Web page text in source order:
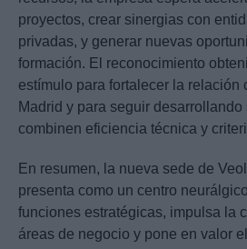
proyectos, crear sinergias con
privadas, y generar nuevas
formación. El reconocimiento
estímulo para fortalecer la relación
Madrid y para seguir
combinen eficiencia técnica y
En resumen, la nueva sede de
presenta como un centro
funciones estratégicas, impulsa la
áreas de negocio y pone en valor